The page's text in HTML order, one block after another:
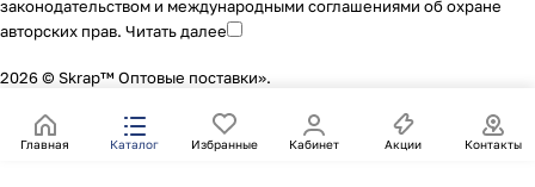
законодательством и международными соглашениями об охране
авторских прав. Читать далее
2026 © Skrap™ Оптовые поставки».
Главная Каталог Избранные Кабинет Акции Контакты